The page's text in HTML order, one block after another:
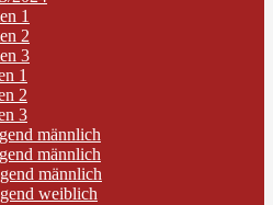
1
2
3
1
2
3
männlich
männlich
männlich
weiblich